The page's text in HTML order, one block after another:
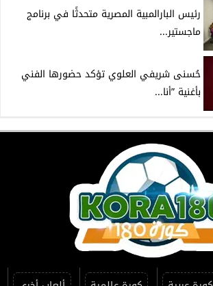
رئيس البارالمبية المصرية متحدثًا في برنامج
ماجستير...
حُسنى شريفي العلوي تؤكد حضورها الفني
بأغنية ”أنا...